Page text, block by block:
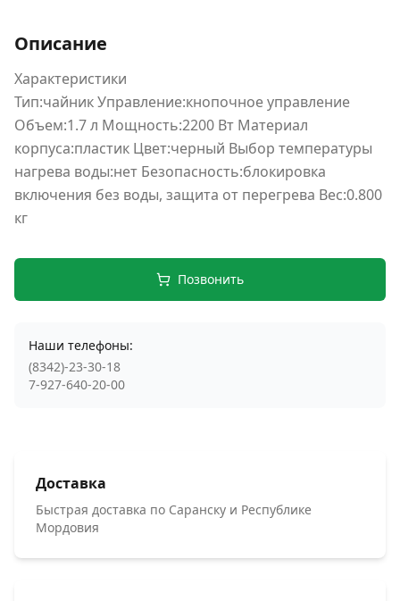
Описание
Характеристики
Тип:чайник Управление:кнопочное управление
Объем:1.7 л Мощность:2200 Вт Материал
корпуса:пластик Цвет:черный Выбор температуры
нагрева воды:нет Безопасность:блокировка
включения без воды, защита от перегрева Вес:0.800
кг
Позвонить
Наши телефоны:
(8342)-23-30-18
7-927-640-20-00
Доставка
Быстрая доставка по Саранску и Республике
Мордовия